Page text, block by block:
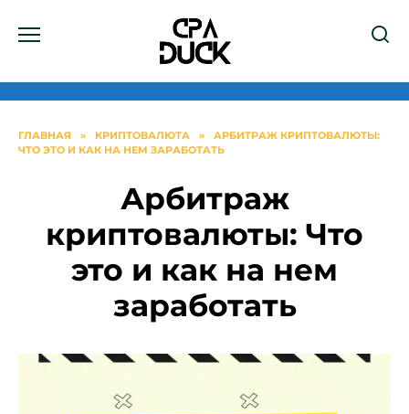
ГЛАВНАЯ » КРИПТОВАЛЮТА »
АРБИТРАЖ КРИПТОВАЛЮТЫ:
ЧТО ЭТО И КАК НА НЕМ ЗАРАБОТАТЬ
Арбитраж
криптовалюты: Что
это и как на нем
заработать